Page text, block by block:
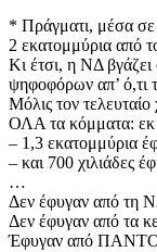
* Πράγματι, μέσα σε
2 εκατομμύρια από
Κι έτσι, η ΝΔ
ψηφοφόρων απ’ ό,τι
Μόλις τον
ΟΛΑ τα κόμματα: εκ
– 1,3 εκατομμύρια
– και 700 χιλιάδες
…
Δεν έφυγαν από τη
Δεν έφυγαν από τα
Έφυγαν από